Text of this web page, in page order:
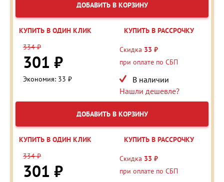
ДОБАВИТЬ В КОРЗИНУ
КУПИТЬ В ОДИН КЛИК
КУПИТЬ В РАССРОЧКУ
334 ₽
301 ₽
Экономия: 33 ₽
Скидка 33 ₽
при оплате по СБП
В наличии
Нашли дешевле?
ДОБАВИТЬ В КОРЗИНУ
КУПИТЬ В ОДИН КЛИК
КУПИТЬ В РАССРОЧКУ
334 ₽
301 ₽
Скидка 33 ₽
при оплате по СБП